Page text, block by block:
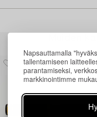
Napsauttamalla
tallentamiseen
parantamiseksi,
markkinointimme